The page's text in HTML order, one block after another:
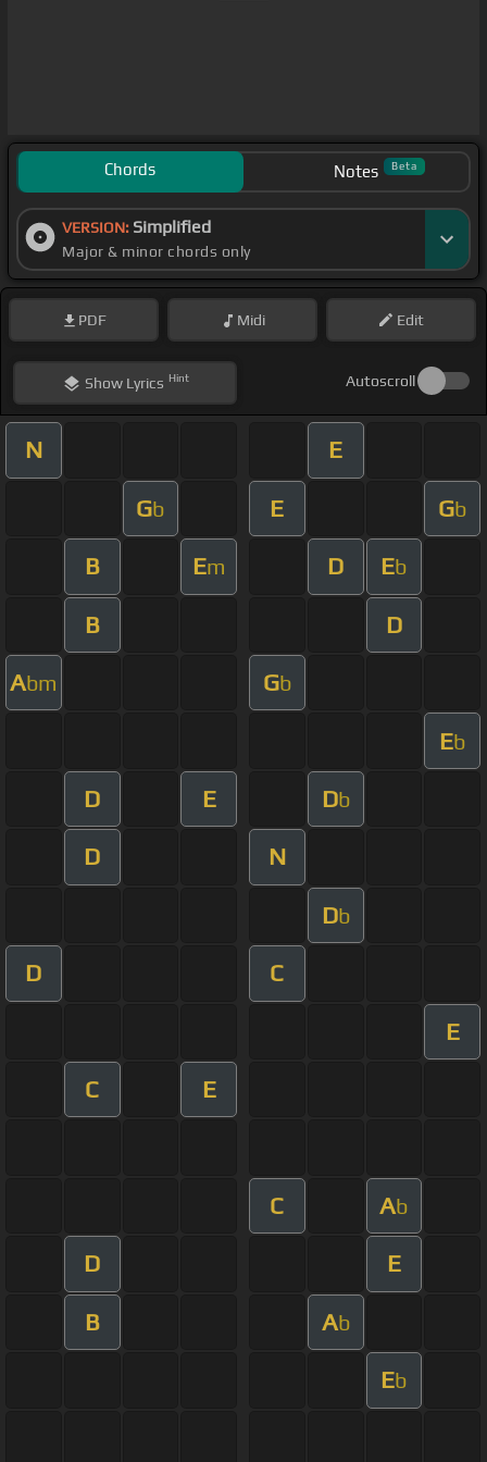
Chords Notes Beta
VERSION: Simplified
Major & minor chords only
PDF Midi Edit
ShowLyrics Hint Autoscroll
N E
Gb E Gb
B Em D Eb
B D
Abm Gb
Eb
D E Db
D N
Db
D C
E
C E
C Ab
D E
B Ab
Eb